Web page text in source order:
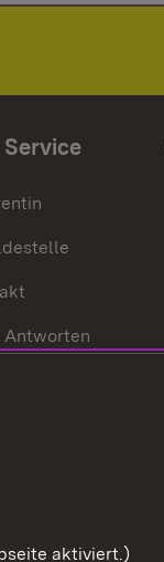
Service
Antworten
aktiviert.)